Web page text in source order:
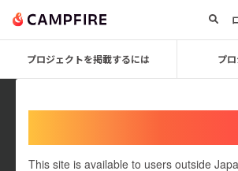
プロジェクトを掲載するには プ
This site is available to users outside